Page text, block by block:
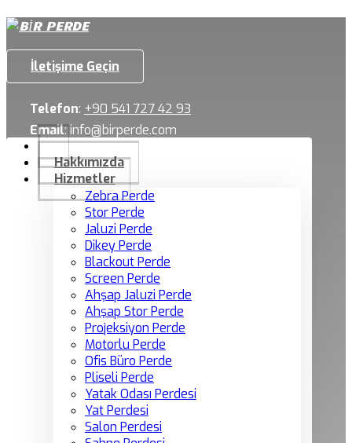
İletişime Geçin
Telefon: +90 541 727 42 93
Email:info@birperde.com
Hakkımızda
Hizmetler
Zebra Perde
Stor Perde
Jaluzi Perde
Dikey Perde
Blackout Perde
Screen Perde
Ahşap Jaluzi Perde
Ahşap Stor Perde
Projeksiyon Perde
Motorlu Perde
Ofis Büro Perde
Pliseli Perde
Yatak Odası Perdesi
Yat Perdesi
Salon Perdesi